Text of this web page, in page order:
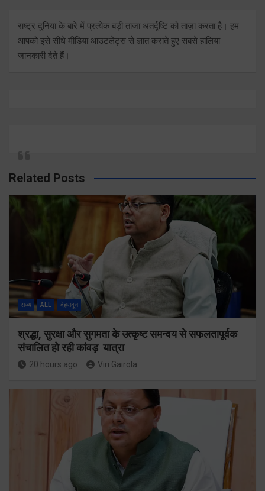
राष्ट्र दुनिया के बारे में प्रत्येक बड़ी ताजा अंतर्दृष्टि को ताज़ा करता है। हम
आपको इसे सीधे मीडिया आउटलेट्स से ज्ञात कराते हुए सबसे हालिया
जानकारी देते हैं।
Related Posts
राज्य ALL देहरादून
श्रद्धा, सुरक्षा और सुगमता के उत्कृष्ट समन्वय से सफलतापूर्वक
संचालित हो रही कांवड़ यात्रा
20 hours ago Viri Gairola